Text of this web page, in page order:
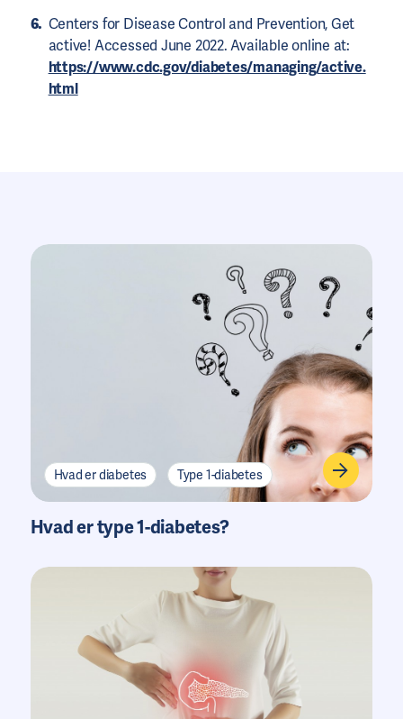
Centers for Disease Control and Prevention, Get
active! ​​Accessed June 2022. Available online at:
https://www.cdc.gov/diabetes/managing/active.
html
Hvad er diabetes Type 1-diabetes
Hvad er type 1-diabetes?